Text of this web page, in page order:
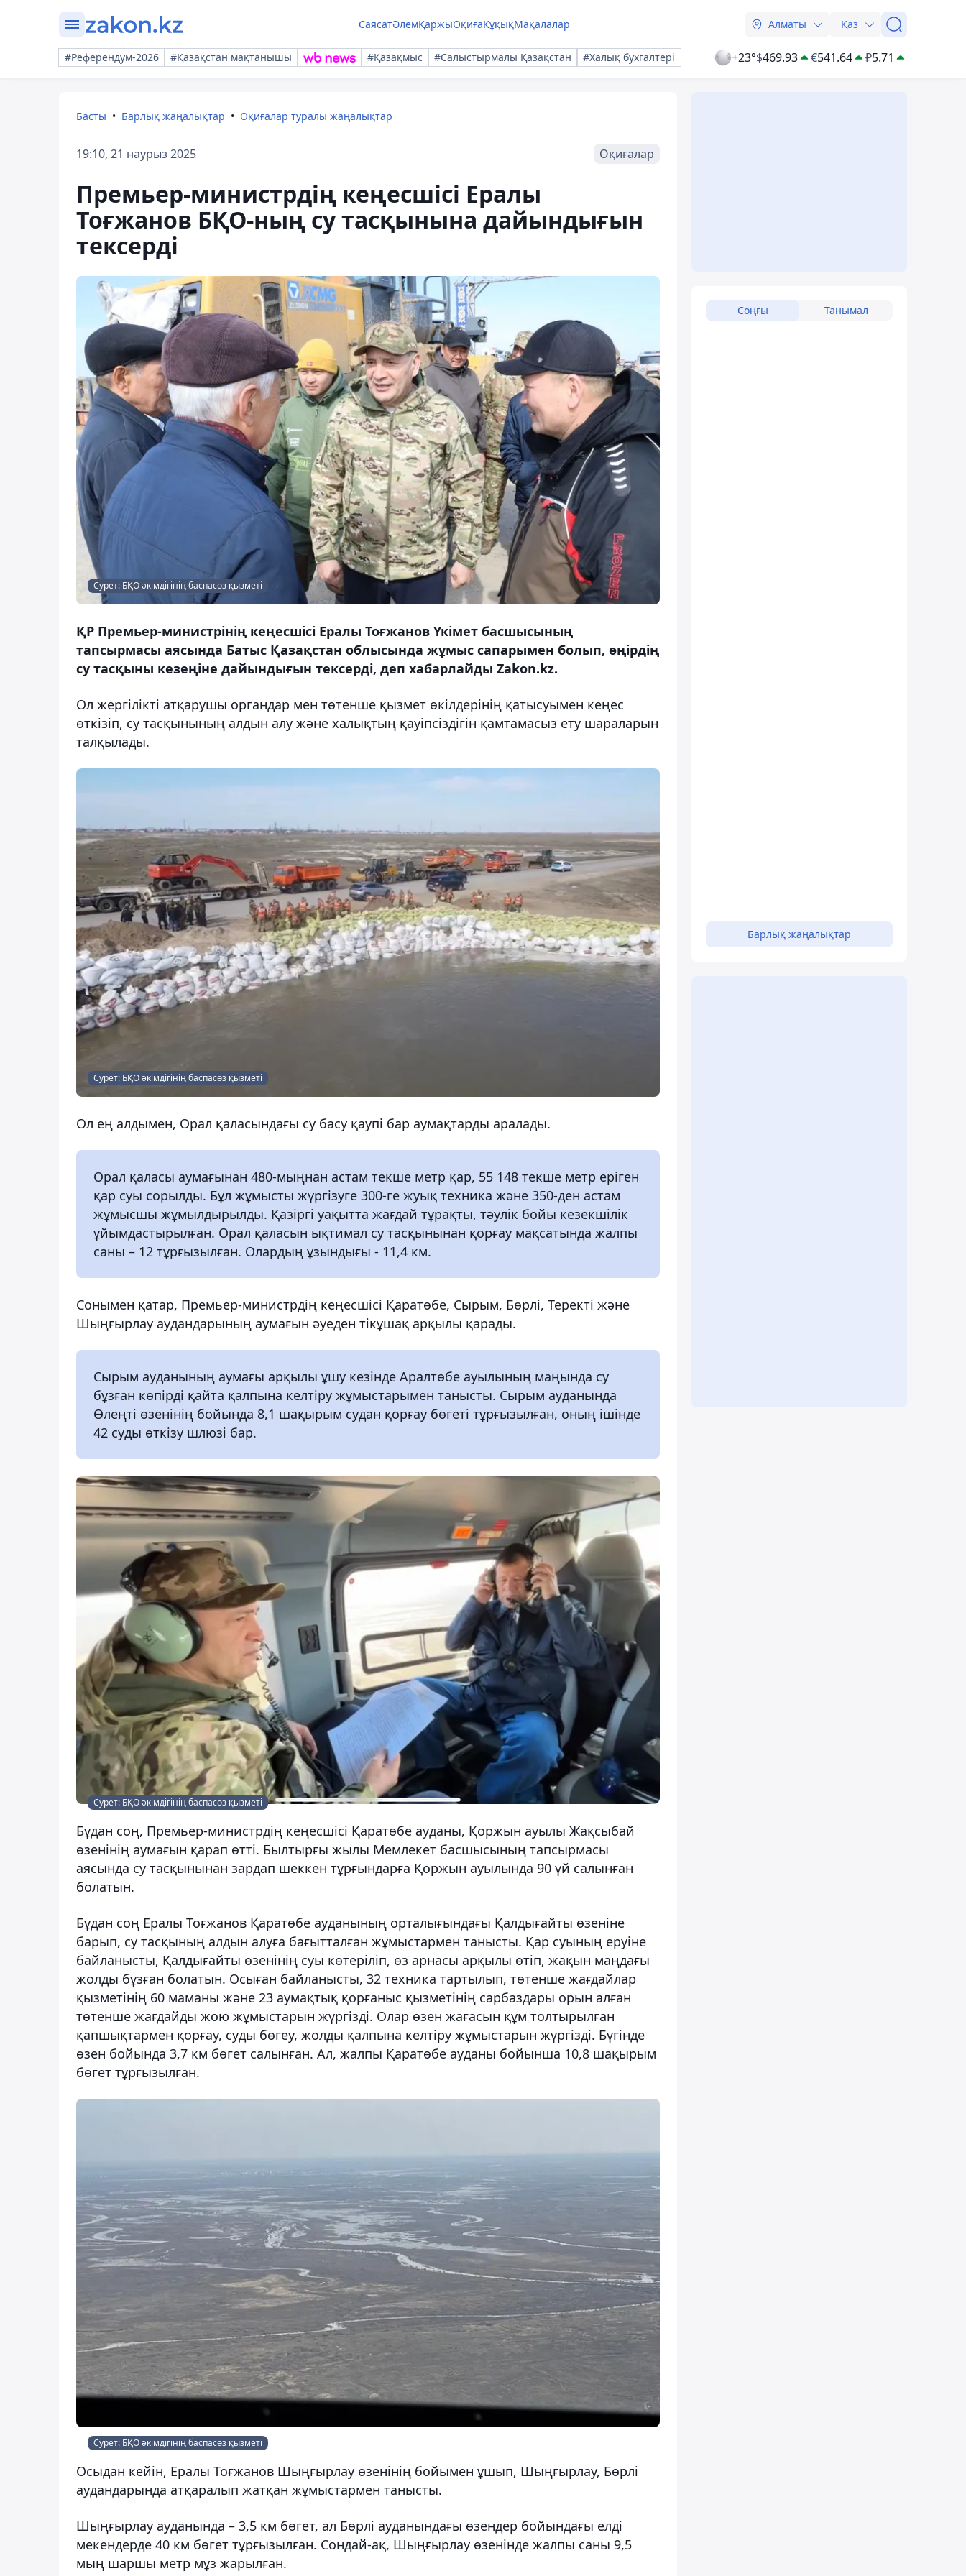
СаясатӘлемҚаржыОқиғаҚұқықМақалалар Алматы Қаз
#Референдум-2026 #Қазақстан мақтанышы #Қазақмыс #Салыстырмалы Қазақстан #Халық бухгалтері +23°$469.93 €541.64 ₽5.71
Басты Барлық жаңалықтар Оқиғалар туралы жаңалықтар
19:10, 21 наурыз 2025 Оқиғалар
Премьер-министрдің кеңесшісі Ералы
Тоғжанов БҚО-ның су тасқынына дайындығын
тексерді
Сурет: БҚО әкімдігінің баспасөз қызметі
ҚР Премьер-министрінің кеңесшісі Ералы Тоғжанов Үкімет басшысының
тапсырмасы аясында Батыс Қазақстан облысында жұмыс сапарымен болып, өңірдің
су тасқыны кезеңіне дайындығын тексерді, деп хабарлайды Zakon.kz.
Ол жергілікті атқарушы органдар мен төтенше қызмет өкілдерінің қатысуымен кеңес
өткізіп, су тасқынының алдын алу және халықтың қауіпсіздігін қамтамасыз ету шараларын
талқылады.
Сурет: БҚО әкімдігінің баспасөз қызметі
Ол ең алдымен, Орал қаласындағы су басу қаупі бар аумақтарды аралады.
Орал қаласы аумағынан 480-мыңнан астам текше метр қар, 55 148 текше метр еріген
қар суы сорылды. Бұл жұмысты жүргізуге 300-ге жуық техника және 350-ден астам
жұмысшы жұмылдырылды. Қазіргі уақытта жағдай тұрақты, тәулік бойы кезекшілік
ұйымдастырылған. Орал қаласын ықтимал су тасқынынан қорғау мақсатында жалпы
саны – 12 тұрғызылған. Олардың ұзындығы - 11,4 км.
Сонымен қатар, Премьер-министрдің кеңесшісі Қаратөбе, Сырым, Бөрлі, Теректі және
Шыңғырлау аудандарының аумағын әуеден тікұшақ арқылы қарады.
Сырым ауданының аумағы арқылы ұшу кезінде Аралтөбе ауылының маңында су
бұзған көпірді қайта қалпына келтіру жұмыстарымен танысты. Сырым ауданында
Өлеңті өзенінің бойында 8,1 шақырым судан қорғау бөгеті тұрғызылған, оның ішінде
42 суды өткізу шлюзі бар.
Сурет: БҚО әкімдігінің баспасөз қызметі
Бұдан соң, Премьер-министрдің кеңесшісі Қаратөбе ауданы, Қоржын ауылы Жақсыбай
өзенінің аумағын қарап өтті. Былтырғы жылы Мемлекет басшысының тапсырмасы
аясында су тасқынынан зардап шеккен тұрғындарға Қоржын ауылында 90 үй салынған
болатын.
Бұдан соң Ералы Тоғжанов Қаратөбе ауданының орталығындағы Қалдығайты өзеніне
барып, су тасқының алдын алуға бағытталған жұмыстармен танысты. Қар суының еруіне
байланысты, Қалдығайты өзенінің суы көтеріліп, өз арнасы арқылы өтіп, жақын маңдағы
жолды бұзған болатын. Осыған байланысты, 32 техника тартылып, төтенше жағдайлар
қызметінің 60 маманы және 23 аумақтық қорғаныс қызметінің сарбаздары орын алған
төтенше жағдайды жою жұмыстарын жүргізді. Олар өзен жағасын құм толтырылған
қапшықтармен қорғау, суды бөгеу, жолды қалпына келтіру жұмыстарын жүргізді. Бүгінде
өзен бойында 3,7 км бөгет салынған. Ал, жалпы Қаратөбе ауданы бойынша 10,8 шақырым
бөгет тұрғызылған.
Сурет: БҚО әкімдігінің баспасөз қызметі
Осыдан кейін, Ералы Тоғжанов Шыңғырлау өзенінің бойымен ұшып, Шыңғырлау, Бөрлі
аудандарында атқаралып жатқан жұмыстармен танысты.
Шыңғырлау ауданында – 3,5 км бөгет, ал Бөрлі ауданындағы өзендер бойындағы елді
мекендерде 40 км бөгет тұрғызылған. Сондай-ақ, Шыңғырлау өзенінде жалпы саны 9,5
мың шаршы метр мұз жарылған.
Соңғы Танымал
Барлық жаңалықтар